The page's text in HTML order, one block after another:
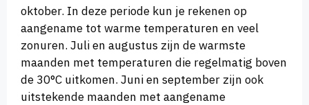
oktober. In deze periode kun je rekenen op
aangename tot warme temperaturen en veel
zonuren. Juli en augustus zijn de warmste
maanden met temperaturen die regelmatig boven
de 30°C uitkomen. Juni en september zijn ook
uitstekende maanden met aangename